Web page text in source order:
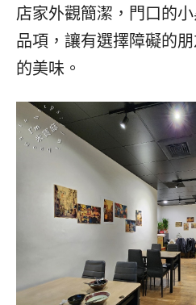
店家外觀簡潔，門口的
品項，讓有選擇障礙的
的美味。